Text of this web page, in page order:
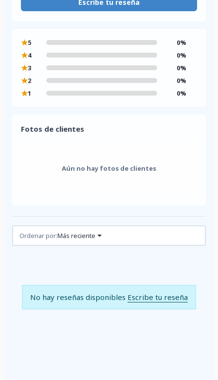
Escribe tu reseña
★5 0%
★4 0%
★3 0%
★2 0%
★1 0%
Fotos de clientes
Aún no hay fotos de clientes
Reseñas (0)
Ordenar por:Más reciente
No hay reseñas disponibles Escribe tu reseña